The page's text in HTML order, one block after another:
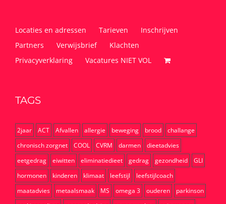
Locaties en adressen Tarieven
Inschrijven
Partners
Verwijsbrief
Klachten
Privacyverklaring
Vacatures NIET VOL
TAGS
2jaar ACT Afvallen allergie beweging brood
challange
chronisch zorgnet
COOL CVRM darmen
dieetadvies
eetgedrag
eiwitten eliminatiedieet gedrag gezondheid
GLI
hormonen
kinderen klimaat leefstijl
leefstijlcoach
maatadvies
metaalsmaak MS omega 3 ouderen
parkinson